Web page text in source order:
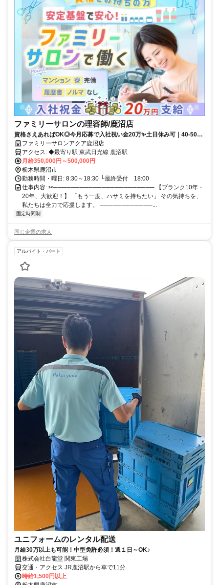
ファミリーサロンの理容師/鹿沼店
資格さえあればOK◎今月応募で入社祝い金20万✨️土日休み可｜40-50代
活躍中｜ノルマ・SNS発信なし
ファミリーサロンアクア鹿沼店
アクセス: ◆最寄り駅 東武日光線 鹿沼駅
月給350,000円～500,000円
栃木県鹿沼市
勤務時間・曜日: 8:30～18:30 └最終受付 18:00
仕事内容: ✂─────────────────────── 【ブランク10年・
20年、大歓迎！】 「もう一度、ハサミを持ちたい」 その気持ちを、
私たちは全力で応援します。 ────────────...
固定時間制
同じ企業の求人
アルバイト・パート
ユニフォームのレンタル配送
月給30万以上も可能！中型免許必須！週１日～OK♪
株式会社白龍堂 関東工場
交通・アクセス JR鹿沼駅から車で11分
時給1,500円以上